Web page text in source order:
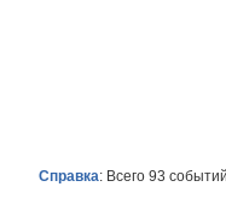
Справка: Всего 93